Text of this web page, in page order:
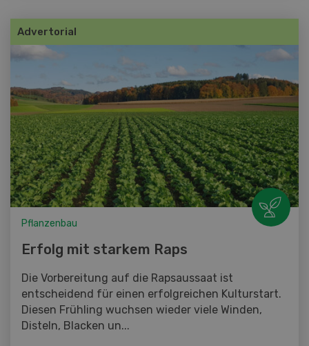
Advertorial
Pflanzenbau
Erfolg mit starkem Raps
Die Vorbereitung auf die Rapsaussaat ist
entscheidend für einen erfolgreichen Kulturstart.
Diesen Frühling wuchsen wieder viele Winden,
Disteln, Blacken un...